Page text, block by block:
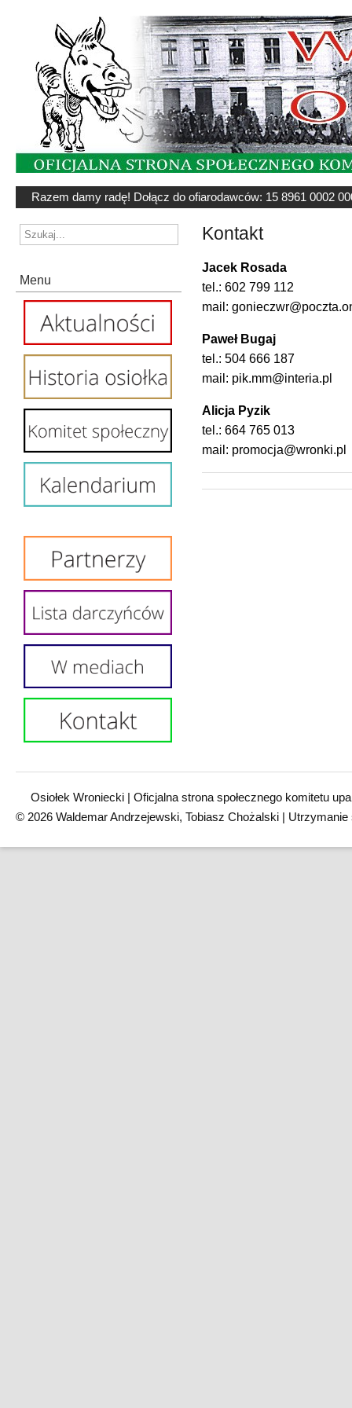
Razem damy radę! Dołącz do ofiarodawców: 15 8961 0002
Menu
Kontakt
Jacek Rosada
tel.: 602 799 112
mail:
Paweł Bugaj
tel.: 504 666 187
mail: pik.mm@interia.pl
Alicja Pyzik
tel.: 664 765 013
mail: promocja@wronki.pl
Osiołek Wroniecki | Oficjalna strona społecznego komitetu
© 2026 Waldemar Andrzejewski, Tobiasz Chożalski |